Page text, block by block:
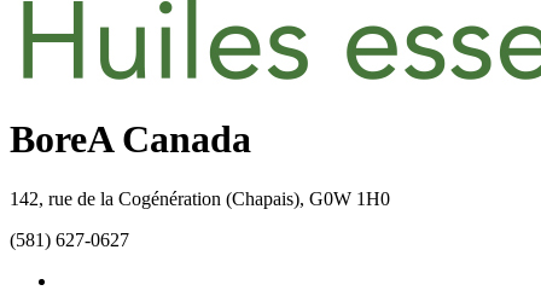
BoreA Canada
142, rue de la Cogénération (Chapais), G0W 1H0
(581) 627-0627